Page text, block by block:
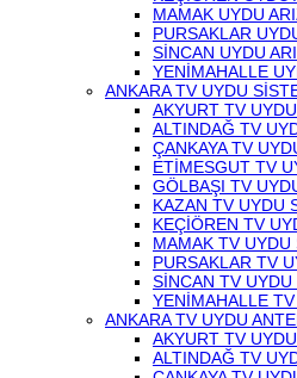
MAMAK UYDU
PURSAKLAR
SİNCAN UYDU
YENİMAHALLE
ANKARA TV UYDU
AKYURT TV
ALTINDAĞ TV
ÇANKAYA TV
ETİMESGUT TV
GÖLBAŞI TV
KAZAN TV UYDU
KEÇİÖREN TV
MAMAK TV UYDU
PURSAKLAR TV
SİNCAN TV
YENİMAHALLE
ANKARA TV UYDU
AKYURT TV
ALTINDAĞ TV